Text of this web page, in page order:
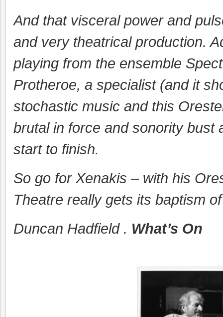
And that visceral power and
and very theatrical production.
playing from the ensemble
Protheroe, a specialist (and it
stochastic music and this
brutal in force and sonority bust
start to finish.
So go for Xenakis – with his
Theatre really gets its baptism
Duncan Hadfield . What’s On